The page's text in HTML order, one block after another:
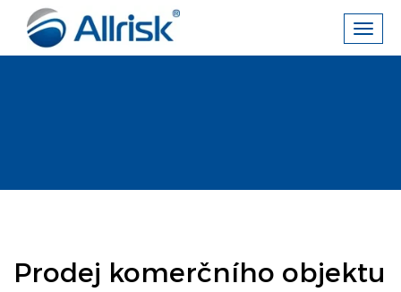
Prodej komerčního objektu